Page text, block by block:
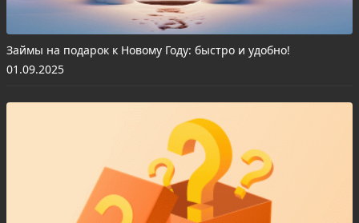
Займы на подарок к Новому Году: быстро и удобно!
01.09.2025